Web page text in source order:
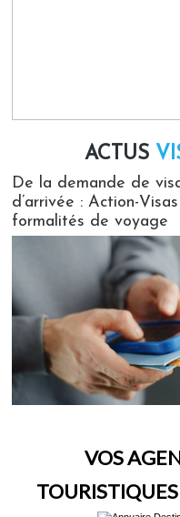
ACTUS
De la demande de
d’arrivée : Action-
formalités de voyage
VOS